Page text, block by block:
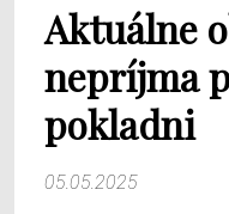
Aktuálne
nepríjma
pokladni
05.05.2025